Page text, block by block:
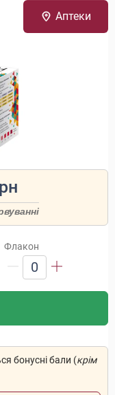
Аптеки
Флакон
0
бонусні бали (крім